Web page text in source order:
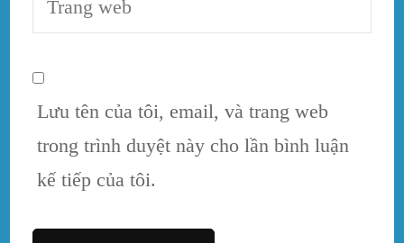
Lưu tên của tôi, email, và trang web
trong trình duyệt này cho lần bình luận
kế tiếp của tôi.